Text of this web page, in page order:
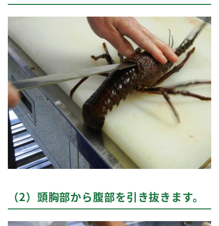
（2）頭胸部から腹部を引き抜きます。